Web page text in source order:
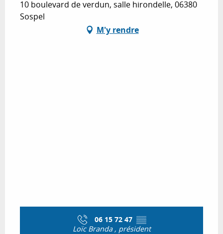
10 boulevard de verdun, salle hirondelle, 06380
Sospel
M'y rendre
06 15 72 47 ▒▒
Loïc Branda , président